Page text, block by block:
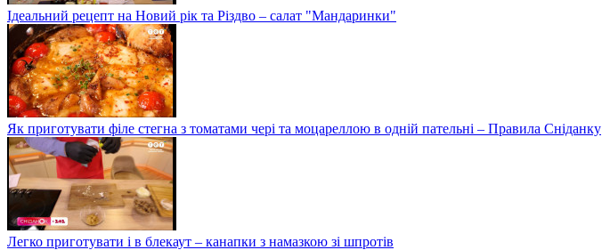
Ідеальний рецепт на Новий рік та Різдво – салат "Мандаринки"
Як приготувати філе стегна з томатами чері та моцареллою в одній пательні – Правила Сніданку
Легко приготувати і в блекаут – канапки з намазкою зі шпротів